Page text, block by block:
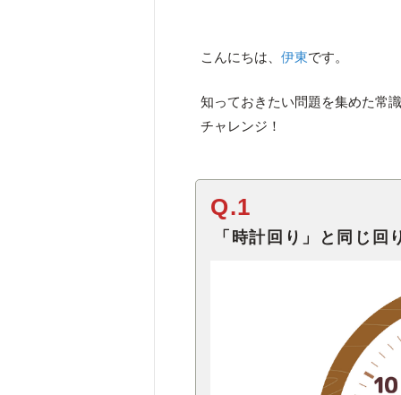
こんにちは、伊東です。
知っておきたい問題を集めた常
チャレンジ！
Q.1
「時計回り」と同じ回